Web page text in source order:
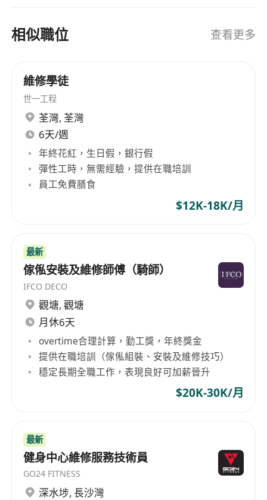
excellence in recruitment, ensuring that both
recruit@headshot.com.hk Contact: +852 3905
3380 / +852 6881 1457 Whatsapp Channel:
https://whatsapp.com/channel/0029VaoEQ8Z4o
7qNlL9xvF1m LinkedIn:
https://www.linkedin.com/company/headshot-
recruitment-limited/?viewAsMember=true
Instagram:
https://www.instagram.com/headshotrecruitme
相似職位 查看更多
維修學徒
世一工程
荃灣, 荃灣
6天/週
年終花紅，生日假，銀行假
彈性工時，無需經驗，提供在職培訓
員工免費膳食
$12K-18K/月
最新
傢俬安裝及維修師傅（騎師）
IFCO DECO
觀塘, 觀塘
月休6天
overtime合理計算，勤工獎，年終獎金
提供在職培訓（傢俬組裝、安裝及維修技巧）
穩定長期全職工作，表現良好可加薪晉升
$20K-30K/月
最新
健身中心維修服務技術員
GO24 FITNESS
深水埗, 長沙灣